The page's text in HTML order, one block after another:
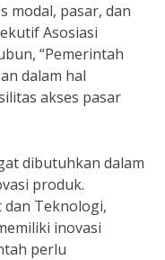
modal, pasar, dan
Asosiasi
“Pemerintah
dalam hal
akses pasar
dibutuhkan dalam
produk.
dan Teknologi,
inovasi
perlu